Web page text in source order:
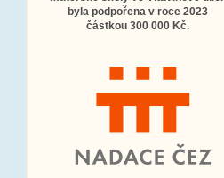
byla podpořena v roce 2023
částkou 300 000 Kč.